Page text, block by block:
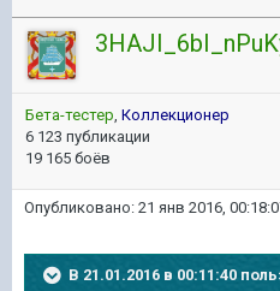
Бета-тестер Коллекционер
6 123 публикации
19 165 боёв
Опубликовано: 21 янв 2016,
В 21.01.2016 в 00:11:40